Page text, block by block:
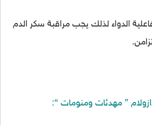
الدواء لذلك يجب مراقبة سكر الدم
” مهدئات ومنومات “: